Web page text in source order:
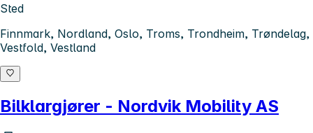
Sted
Finnmark, Nordland, Oslo, Troms, Trondheim, Trøndelag,
Vestfold, Vestland
Bilklargjører - Nordvik Mobility AS